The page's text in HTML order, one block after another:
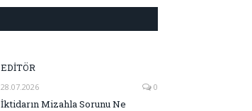
EDİTÖR
28.07.2026 0
İktidarın Mizahla Sorunu Ne